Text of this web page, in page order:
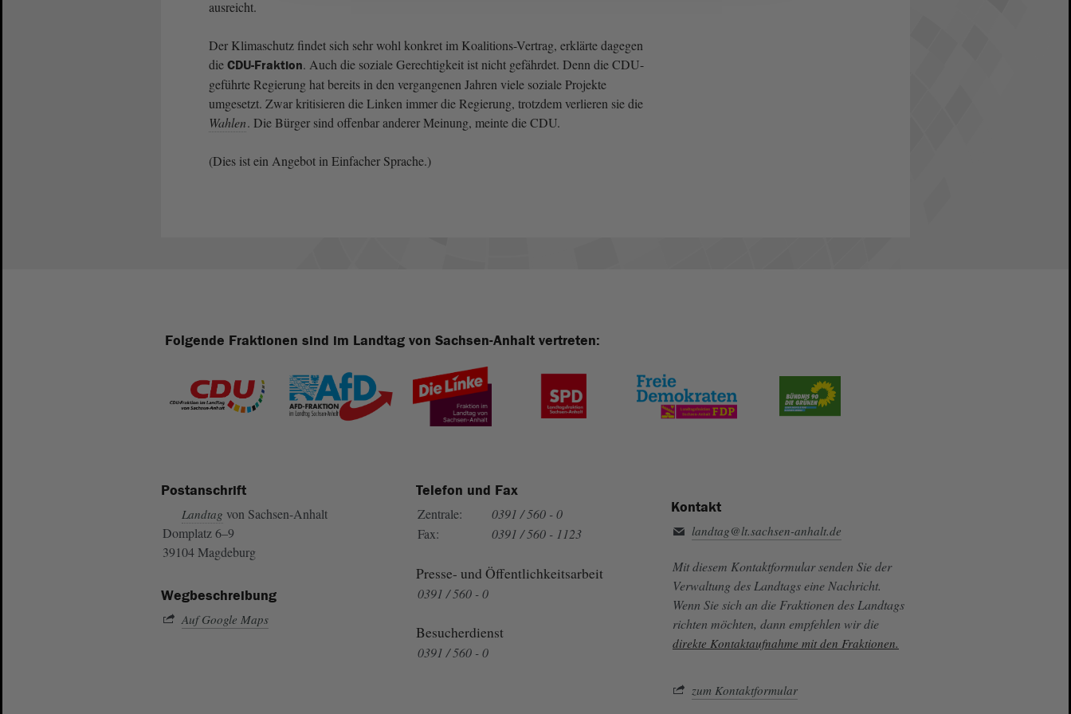
ausreicht.
Der Klimaschutz findet sich sehr wohl konkret im Koalitions-Vertrag, erklärte dagegen
die CDU-Fraktion. Auch die soziale Gerechtigkeit ist nicht gefährdet. Denn die CDU-
geführte Regierung hat bereits in den vergangenen Jahren viele soziale Projekte
umgesetzt. Zwar kritisieren die Linken immer die Regierung, trotzdem verlieren sie die
Wahlen. Die Bürger sind offenbar anderer Meinung, meinte die CDU.
(Dies ist ein Angebot in Einfacher Sprache.)
Folgende Fraktionen sind im Landtag von Sachsen-Anhalt vertreten:
Postanschrift
Landtag von Sachsen-Anhalt
Domplatz 6–9
39104 Magdeburg
Wegbeschreibung
Auf Google Maps
Telefon und Fax
Zentrale:
0391 / 560 - 0
Fax:
0391 / 560 - 1123
Presse- und Öffentlichkeitsarbeit
0391 / 560 - 0
Besucherdienst
0391 / 560 - 0
Kontakt
landtag@lt.sachsen-anhalt.de
Mit diesem Kontaktformular senden Sie der
Verwaltung des Landtags eine Nachricht.
Wenn Sie sich an die Fraktionen des Landtags
richten möchten, dann empfehlen wir die
direkte Kontaktaufnahme mit den Fraktionen.
zum Kontaktformular